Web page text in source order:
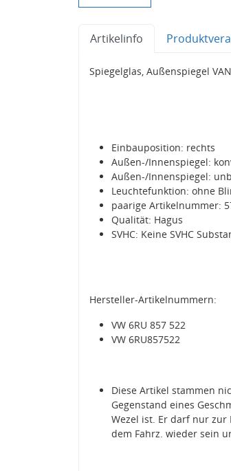
Artikelinfo
Spiegelglas, Außenspiegel
Einbauposition: rechts
Außen-/Innenspiegel:
Außen-/Innenspiegel:
Leuchtefunktion: ohne
paarige Artikelnummer:
Qualität: Hagus
SVHC: Keine SVHC
Hersteller-Artikelnummern:
VW 6RU 857 522
VW 6RU857522
Diese Artikel stammen
Gegenstand eines
Wezel ist. Er darf nur
dem Fahrz. wieder sein